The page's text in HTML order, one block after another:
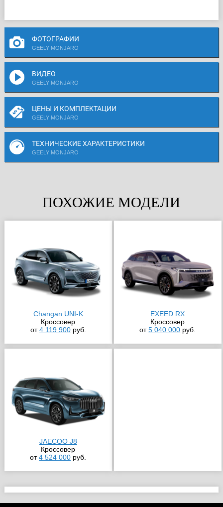
ФОТОГРАФИИ
GEELY MONJARO
ВИДЕО
GEELY MONJARO
ЦЕНЫ И КОМПЛЕКТАЦИИ
GEELY MONJARO
ТЕХНИЧЕСКИЕ ХАРАКТЕРИСТИКИ
GEELY MONJARO
ПОХОЖИЕ МОДЕЛИ
Changan UNI-K
Кроссовер
от4 119 900руб.
EXEED RX
Кроссовер
от5 040 000 руб.
JAECOO J8
Кроссовер
от4 524 000 руб.